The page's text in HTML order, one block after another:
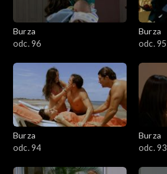
Burza
odc. 96
Burza
odc. 95
Burza
odc. 94
Burza
odc. 93